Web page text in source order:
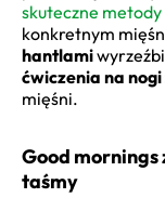
skuteczne metody
konkretnym
hantlami
ćwiczenia na
mięśni.
Good
taśmy